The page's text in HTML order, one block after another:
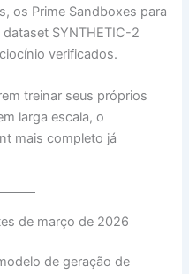
os Prime Sandboxes para
SYNTHETIC-2
verificados.
treinar seus próprios
larga escala, o
mais completo já
de março de 2026
de geração de